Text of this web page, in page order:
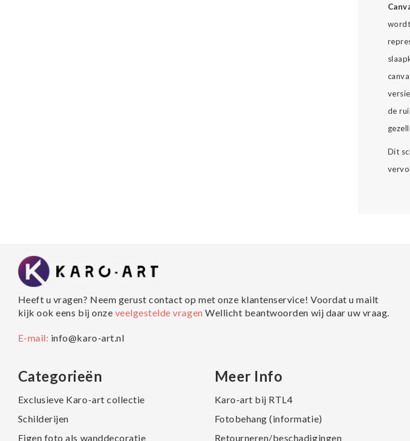
de
Dit
Heeft u vragen? Neem gerust contact op met onze klantenservice! Voordat u mailt
kijk ook eens bij onze veelgestelde vragenWellicht beantwoorden wij daar uw vraag.
E-mail: info@karo-art.nl
Categorieën
Exclusieve Karo-art collectie
Schilderijen
Eigen foto als wanddecoratie
Meer Info
Karo-art bij RTL4
Fotobehang (informatie)
Retourneren/beschadigingen